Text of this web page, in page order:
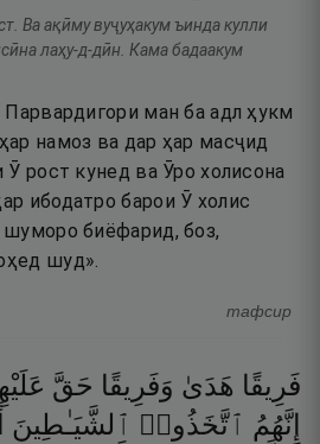
Ва ақӣму вуҷуҳакум ъинда кулли
лаҳу-д-дӣн. Кама бадаакум
Парвардигори ман ба адл ҳукм
намоз ва дар ҳар масҷид
Ӯ рост кунед ва Ӯро холисона
ибодатро барои Ӯ холис
биёфарид, боз,
шуд».
тафсир
فَرِيقًا هَدَىٰ وَفَرِيقًا حَقَّ
إِنَّهُمُ ٱتَّخَذُوا۟ ٱلشَّيَـٰطِينَ